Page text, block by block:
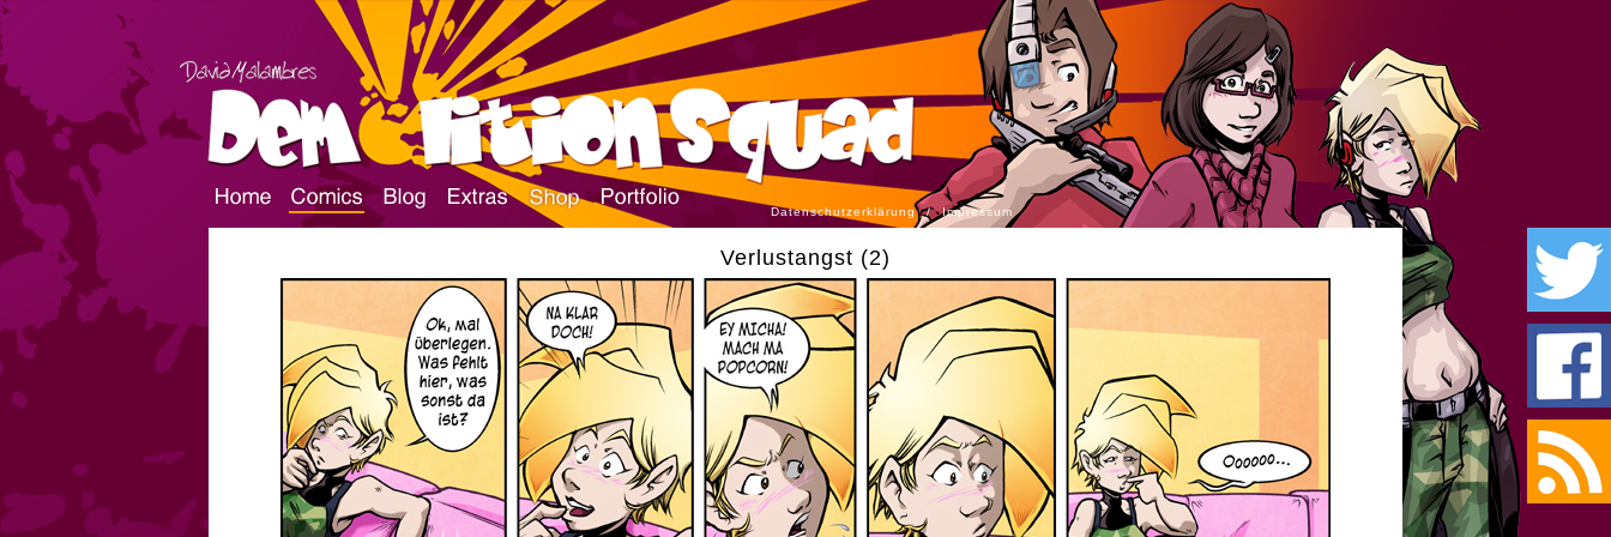
Datenschutzerklärung / Impressum
Verlustangst (2)